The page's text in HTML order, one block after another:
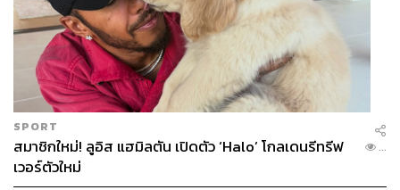
SPORT
สมาชิกใหม่! ลูอิส แฮมิลตัน เปิดตัว ‘Halo’ โกลเดนรีทรีฟ
เวอร์ตัวใหม่
...